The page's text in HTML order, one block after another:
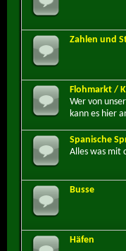
Zahlen und
Flohmarkt /
Wer von
kann es hier
Spanische
Alles was mit
Busse
Häfen